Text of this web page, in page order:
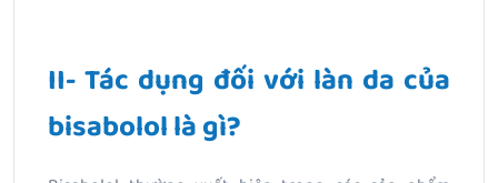
II- Tác dụng đối với làn da của
bisabolol là gì?